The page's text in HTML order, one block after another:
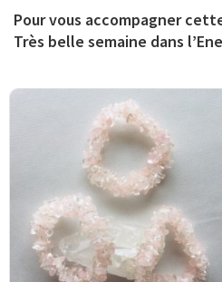
Pour vous accompagner
Très belle semaine dans